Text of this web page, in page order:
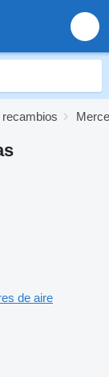
de aire